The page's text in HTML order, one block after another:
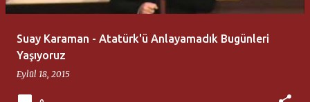
Suay Karaman - Atatürk'ü Anlayamadık Bugünleri
Yaşıyoruz
Eylül 18, 2015